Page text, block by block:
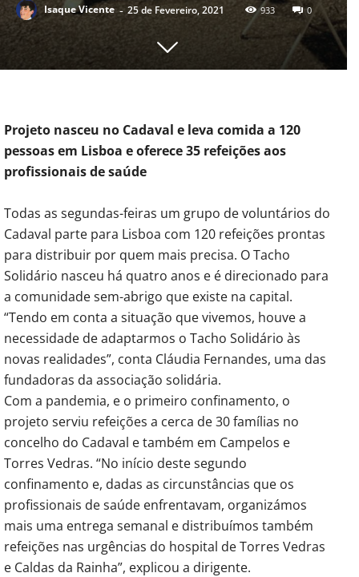
Isaque Vicente - 25 de Fevereiro, 2021 933 0
Projeto nasceu no Cadaval e leva comida a 120
pessoas em Lisboa e oferece 35 refeições aos
profissionais de saúde
Todas as segundas-feiras um grupo de voluntários do
Cadaval parte para Lisboa com 120 refeições prontas
para distribuir por quem mais precisa. O Tacho
Solidário nasceu há quatro anos e é direcionado para
a comunidade sem-abrigo que existe na capital.
“Tendo em conta a situação que vivemos, houve a
necessidade de adaptarmos o Tacho Solidário às
novas realidades”, conta Cláudia Fernandes, uma das
fundadoras da associação solidária.
Com a pandemia, e o primeiro confinamento, o
projeto serviu refeições a cerca de 30 famílias no
concelho do Cadaval e também em Campelos e
Torres Vedras. “No início deste segundo
confinamento e, dadas as circunstâncias que os
profissionais de saúde enfrentavam, organizámos
mais uma entrega semanal e distribuímos também
refeições nas urgências do hospital de Torres Vedras
e Caldas da Rainha”, explicou a dirigente.